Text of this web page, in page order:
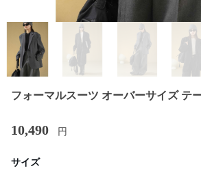
フォーマルスーツ オーバーサイズ テ
10,490 円
サイズ